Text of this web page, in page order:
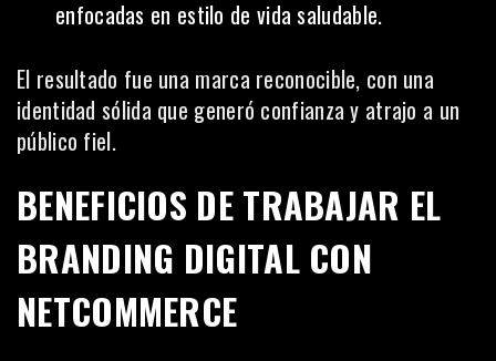
enfocadas en estilo de vida saludable.
El resultado fue una marca reconocible, con una
identidad sólida que generó confianza y atrajo a un
público fiel.
BENEFICIOS DE TRABAJAR EL
BRANDING DIGITAL CON
NETCOMMERCE